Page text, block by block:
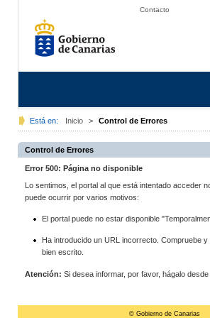
Contacto
Está en: Inicio > Control de Errores
Control de Errores
Error 500: Página no disponible
Lo sentimos, el portal al que está intentado acceder
puede ocurrir por varios motivos:
El portal puede no estar disponible
Ha introducido un URL incorrecto. Compruebe
bien escrito.
Atención: Si desea informar, por favor, hágalo desde
© Gobierno de Canarias